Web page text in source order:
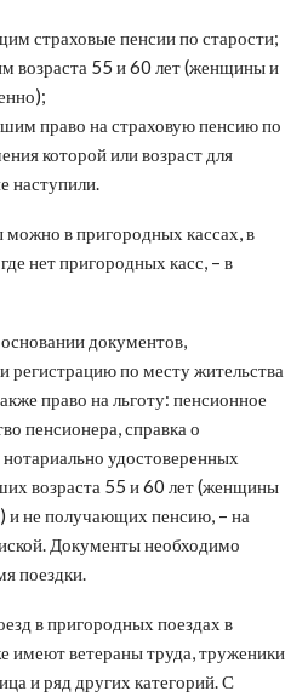
страховые пенсии по старости;
возраста 55 и 60 лет (женщины и
право на страховую пенсию по
которой или возраст для
наступили.
в пригородных кассах, в
нет пригородных касс, – в
документов,
регистрацию по месту жительства
право на льготу: пенсионное
пенсионера, справка о
удостоверенных
возраста 55 и 60 лет (женщины
и не получающих пенсию, – на
Документы необходимо
поездки.
в пригородных поездах в
имеют ветераны труда, труженики
и ряд других категорий. С